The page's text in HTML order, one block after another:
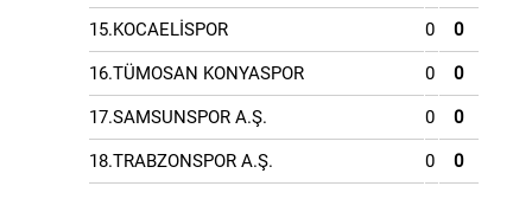
15.KOCAELİSPOR 0 0
16.TÜMOSAN KONYASPOR 0 0
17.SAMSUNSPOR A.Ş. 0 0
18.TRABZONSPOR A.Ş. 0 0